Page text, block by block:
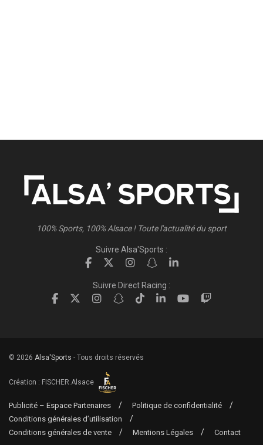
100% Sports, 100% Alsace ! Toute l'actualité du sport
Suivre Alsa'Sports :
Suivre Direct Racing :
© 2026 Alsa'Sports - Tous droits réservés
Création : FISCHER.Alsace
Publicité – Espace Partenaires
Politique de confidentialité
Conditions générales d’utilisation
Conditions générales de vente
Mentions Légales Contact